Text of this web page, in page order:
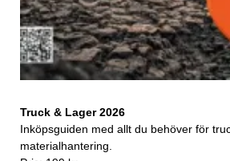
Truck & Lager 2026
Inköpsguiden med allt du behöver för
materialhantering.